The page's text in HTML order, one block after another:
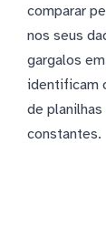
comparar
nos seus
gargalos
identificam
de
constantes.